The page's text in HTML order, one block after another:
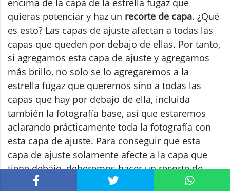
encima de la capa de la estrella fugaz que
quieras potenciar y haz un recorte de capa. ¿Qué
es esto? Las capas de ajuste afectan a todas las
capas que queden por debajo de ellas. Por tanto,
si agregamos esta capa de ajuste y agregamos
más brillo, no solo se lo agregaremos a la
estrella fugaz que queremos sino a todas las
capas que hay por debajo de ella, incluida
también la fotografía base, así que estaremos
aclarando prácticamente toda la fotografía con
esta capa de ajuste. Para conseguir que esta
capa de ajuste solamente afecte a la capa que
tiene debajo, deberemos hacer un recorte de
capa, que se hace pulsando el icono
del